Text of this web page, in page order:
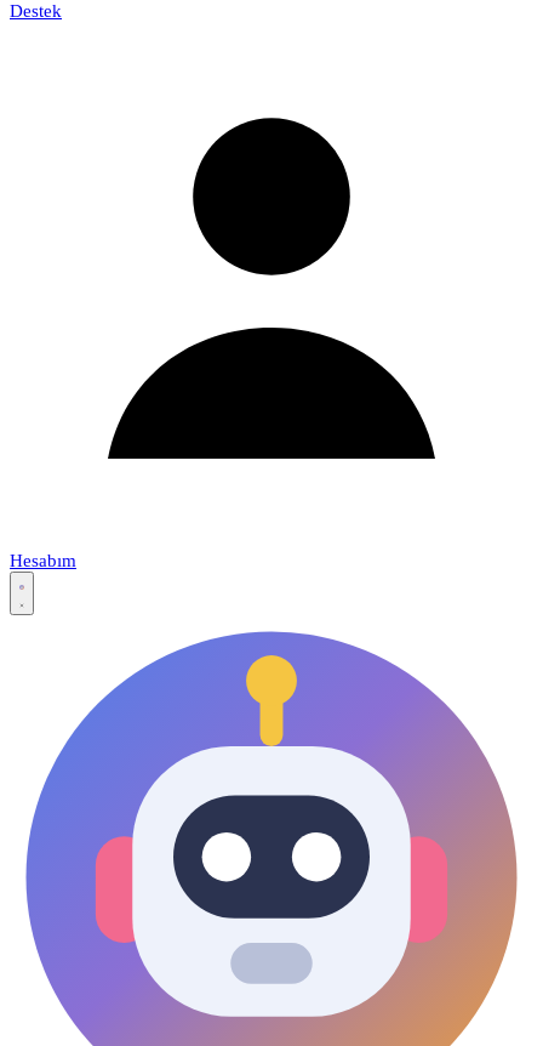
Destek
Hesabım